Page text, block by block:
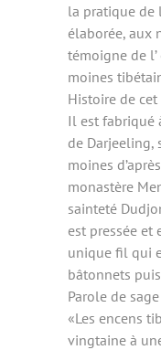
la pratique de
élaborée, aux
témoigne de
moines
Histoire de cet
Il est fabriqué
de Darjeeling,
moines
monastère
sainteté
est pressée et
unique fil qui
bâtonnets
Parole de sage
«Les encens
vingtaine à